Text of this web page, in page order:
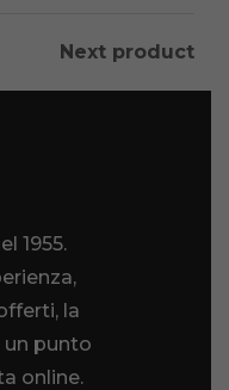
Next product
1955.
la
un punto
online.